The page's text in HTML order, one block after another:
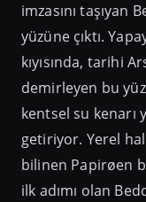
imzasını taşıyan
yüzüne çıktı.
kıyısında, tarihi
demirleyen bu
kentsel su kenarı
getiriyor. Yerel
bilinen Papirøen
ilk adımı olan